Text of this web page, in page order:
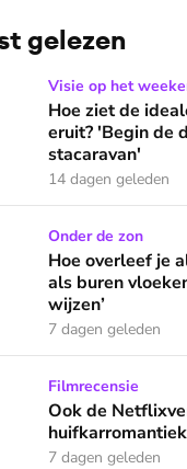
gelezen
de ideale zomerdag
Visie op het
Hoe ziet de
eruit? 'Begin de
stacaravan'
14 dagen geleden
je als christen
Onder de zon
Hoe overleef je
als buren
wijzen’
7 dagen geleden
Netflixversie van ‘Het
Filmrecensie
Ook de
huifkarromantiek
7 dagen geleden